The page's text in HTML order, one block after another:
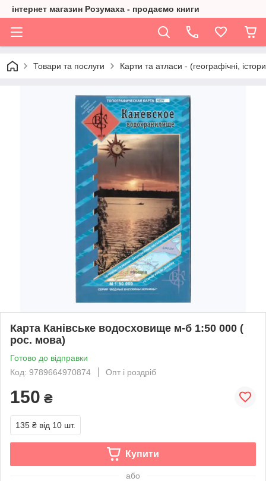
інтернет магазин Розумаха - продаємо книги
Товари та послуги Карти та атласи - (географічні,
Карта Канівське водосховище м-б 1:50 000 (
рос. мова)
Готово до відправки
Код: 9789664970874
Опт і роздріб
150 ₴
135 ₴ від 10 шт.
Купити
або